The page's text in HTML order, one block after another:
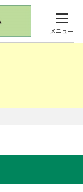
メニュー